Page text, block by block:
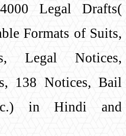
Legal Drafts(
Formats of Suits,
Legal Notices,
138 Notices, Bail
in Hindi and